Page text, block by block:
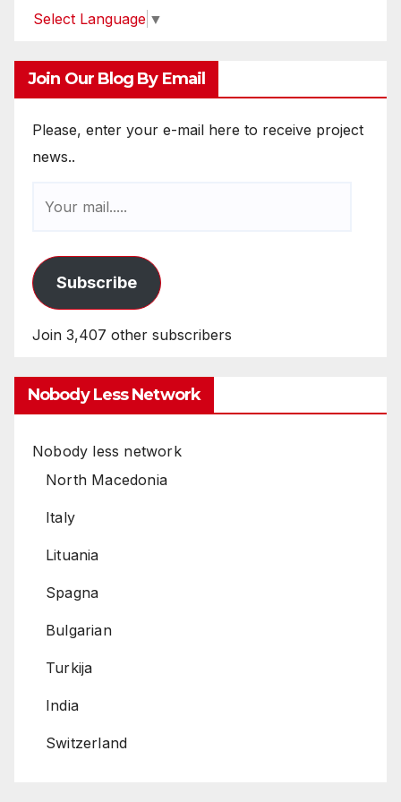
Select Language ▼
Join Our Blog By Email
Please, enter your e-mail here to receive project
news..
Subscribe
Join 3,407 other subscribers
Nobody Less Network
Nobody less network
North Macedonia
Italy
Lituania
Spagna
Bulgarian
Turkija
India
Switzerland